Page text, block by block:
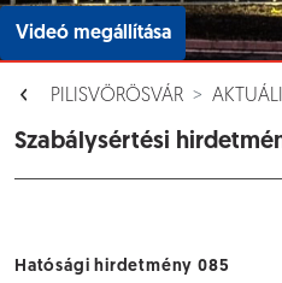
Videó megállítása
PILISVÖRÖSVÁR
Szabálysértési
Hatósági hirdetmény 085